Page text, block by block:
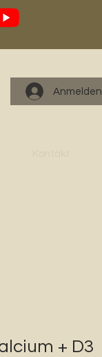
Anmelden
+ D3